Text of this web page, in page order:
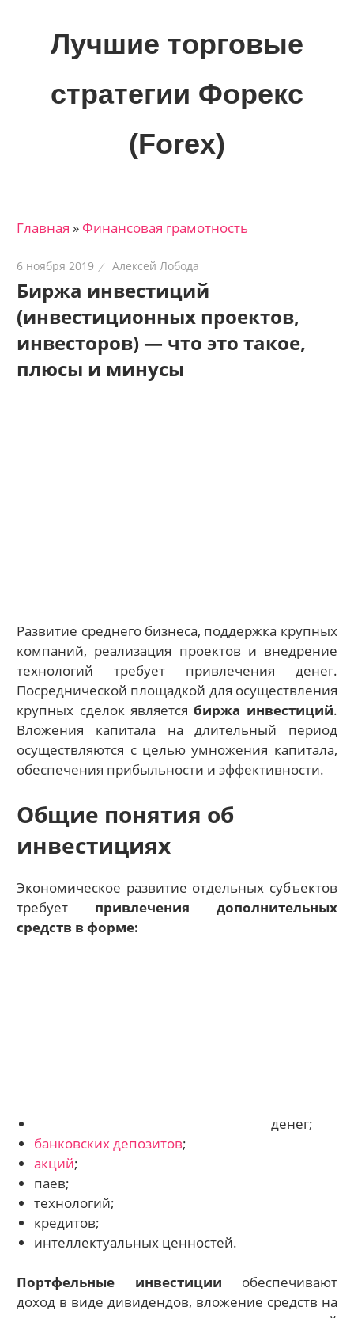
Лучшие торговые
стратегии Форекс
(Forex)
трейдеров
финансовых
рынках:
стратегии,
новости…
Главная » Финансовая грамотность
6 ноября 2019 Алексей Лобода
Биржа инвестиций
(инвестиционных проектов,
инвесторов) — что это такое,
плюсы и минусы
Развитие среднего бизнеса, поддержка крупных
компаний, реализация проектов и внедрение
технологий требует привлечения денег.
Посреднической площадкой для осуществления
крупных сделок являетсябиржа инвестиций.
Вложения капитала на длительный период
осуществляются с целью умножения капитала,
обеспечения прибыльности и эффективности.
Общие понятия об
инвестициях
Экономическое развитие отдельных субъектов
требует привлечения дополнительных
средств в форме:
денег;
банковских депозитов;
акций;
паев;
технологий;
кредитов;
интеллектуальных ценностей.
Портфельные инвестиции обеспечивают
доход в виде дивидендов, вложение средств на